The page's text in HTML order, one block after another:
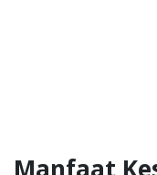
Manfaat